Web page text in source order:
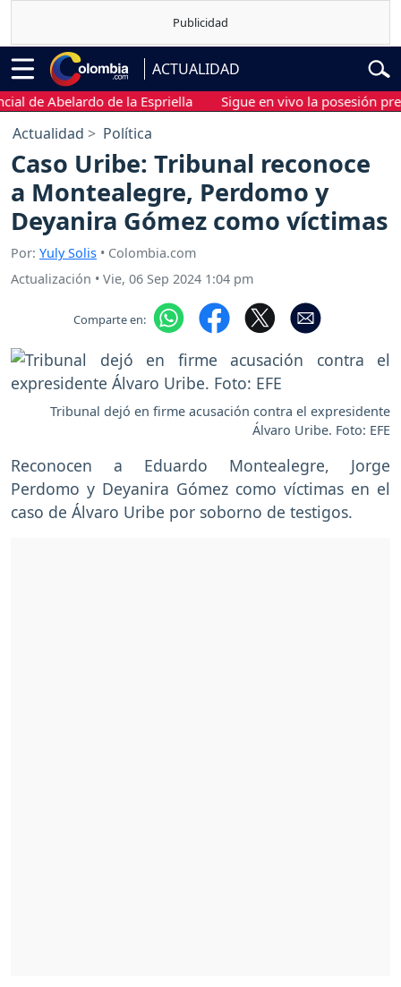
ACTUALIDAD
Abelardo de la Espriella Sigue en vivo la posesión
Actualidad Política
Caso Uribe: Tribunal reconoce
a Montealegre, Perdomo y
Deyanira Gómez como víctimas
Por: Yuly Solis • Colombia.com
Actualización • Vie, 06 Sep 2024 1:04 pm
Comparte en:
Tribunal dejó en firme acusación contra el expresidente
Álvaro Uribe. Foto: EFE
Reconocen a Eduardo Montealegre, Jorge
Perdomo y Deyanira Gómez como víctimas en el
caso de Álvaro Uribe por soborno de testigos.